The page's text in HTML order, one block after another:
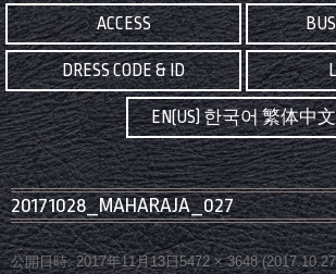
ACCESS
DRESS CODE & ID
EN(US) 한국어 繁体中文
20171028_MAHARAJA_027
公開日時: 2017年11月13日5472 × 3648(